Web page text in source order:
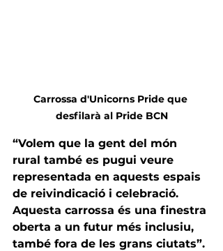
Carrossa d'Unicorns Pride que
desfilarà al Pride BCN
“Volem que la gent del món
rural també es pugui veure
representada en aquests espais
de reivindicació i celebració.
Aquesta carrossa és una finestra
oberta a un futur més inclusiu,
també fora de les grans ciutats”.